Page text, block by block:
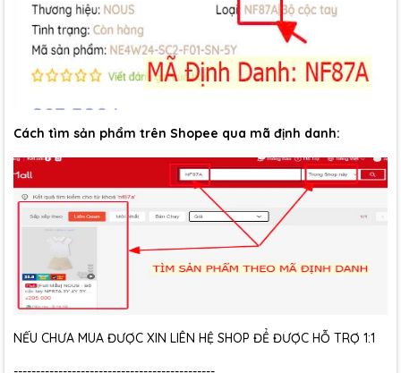
Cách tìm sản phẩm trên Shopee qua mã định danh:
NẾU CHƯA MUA ĐƯỢC XIN LIÊN HỆ SHOP ĐỂ ĐƯỢC HỖ TRỢ 1:1